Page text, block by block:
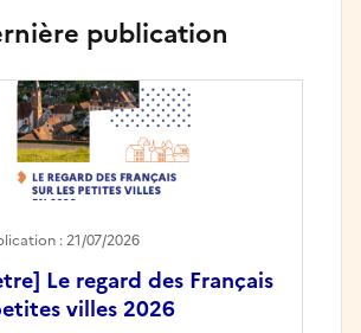
publication
Le regard des Français
villes 2026
: 21/07/2026